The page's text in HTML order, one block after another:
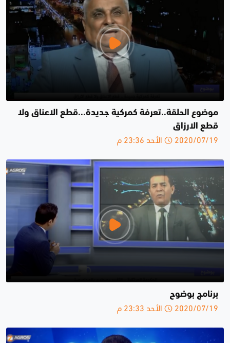
موضوع الحلقة..تعرفة كمركية جديدة...قطع الاعناق ولا
قطع الارزاق
2020/07/19 الأحد 23:36 م
برنامج بوضوح
2020/07/19 الأحد 23:33 م